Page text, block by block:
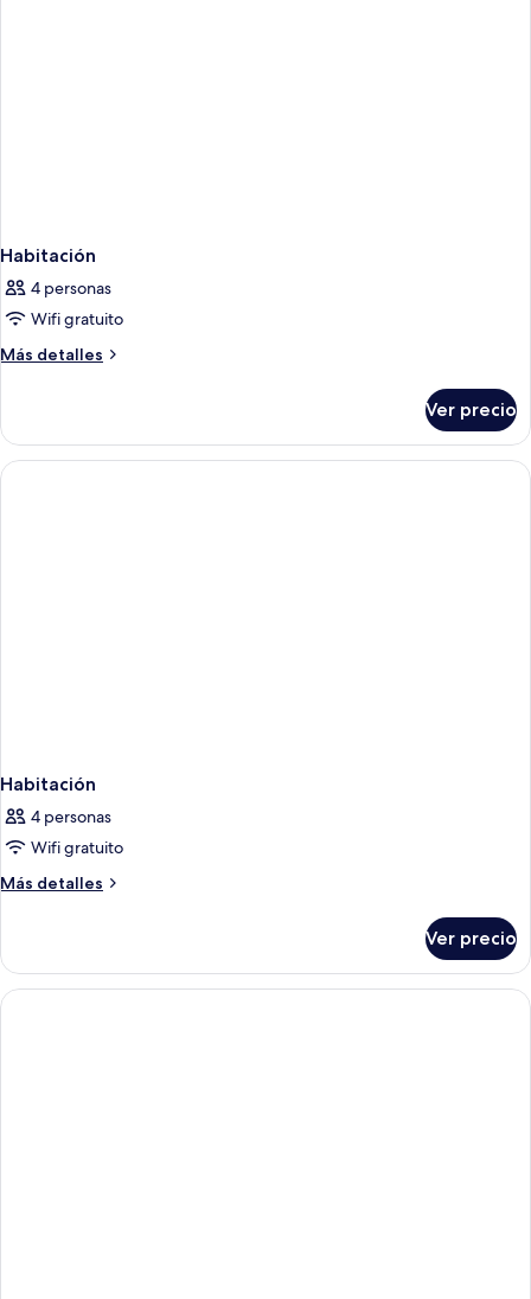
Habitación
4 personas
Wifi gratuito
Más detalles
Más
Ver precio
Habitación
4 personas
Wifi gratuito
Más detalles
Más
Ver precio